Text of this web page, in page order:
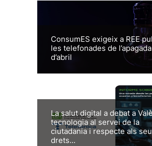
ConsumES exigeix a REE
les telefonades de
d’abril
La salut digital a debat a
tecnologia al servei de la
ciutadania i respecte als
drets...